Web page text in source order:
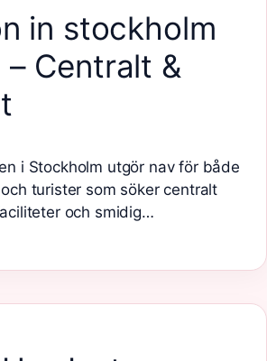
in stockholm
Centralt &
i Stockholm utgör nav för både
turister som söker centralt
och smidig…